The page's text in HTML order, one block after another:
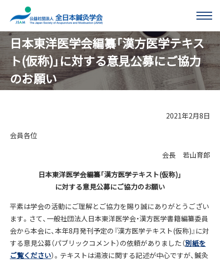
日本東洋医学会編纂「漢方医学テキス
ト(仮称)」に対する意見公募にご協力
のお願い
2021年2月8日
会員各位
会長 若山育郎
日本東洋医学会編纂「漢方医学テキスト(仮称)」
に対する意見公募にご協力のお願い
平素は学会の活動にご理解とご協力を賜り誠にありがとうござい
ます。さて、一般社団法人日本東洋医学会・漢方医学書籍編纂委員
会から本会に、本年8月発刊予定の『漢方医学テキスト(仮称)』に対
する意見公募（パブリックコメント）の依頼がありました（別紙を
ご覧ください）。テキストは湯液に関する記述が中心ですが、鍼灸